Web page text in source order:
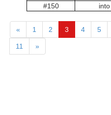
#150
into
« 1 2 3 4 5
11 »